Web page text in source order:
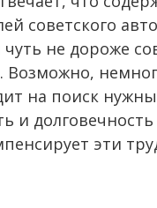
советского
чуть не дороже
Возможно,
на поиск
и долговечность
эти